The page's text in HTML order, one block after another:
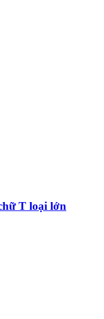
T loại lớn